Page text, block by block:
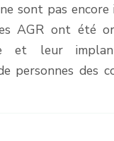
sont pas
AGR ont été
et leur
personnes des